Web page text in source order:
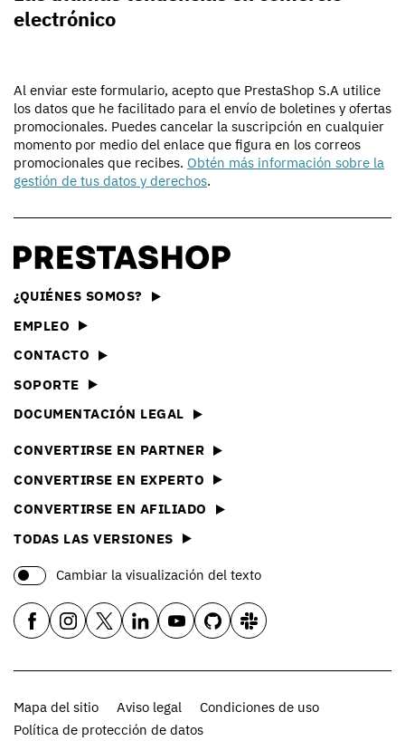
electrónico
Al enviar este formulario, acepto que PrestaShop S.A utilice
los datos que he facilitado para el envío de boletines y ofertas
promocionales. Puedes cancelar la suscripción en cualquier
momento por medio del enlace que figura en los correos
promocionales que recibes. Obtén más información sobre la
gestión de tus datos y derechos.
¿QUIÉNES SOMOS?
EMPLEO
CONTACTO
SOPORTE
DOCUMENTACIÓN LEGAL
CONVERTIRSE EN PARTNER
CONVERTIRSE EN EXPERTO
CONVERTIRSE EN AFILIADO
TODAS LAS VERSIONES
Cambiar la visualización del texto
Mapa del sitio Aviso legal
Condiciones de uso
Política de protección de datos